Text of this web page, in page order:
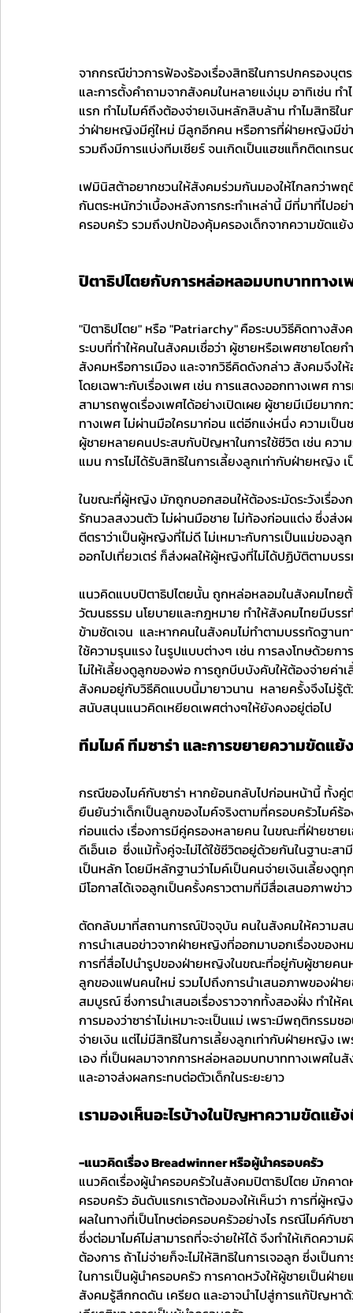
จากกรณีข่าวการฟ้องร้องเรื่องสิทธิในการปกครองบุต
และการตั้งคำถามจากสังคมในหลายแง่มุม อาทิเช่น ท
แรก ทำไมไมค์ถึงต้องจ่ายเงินหลักสิบล้าน ทำไมสิทธิ
ว่าฝ่ายหญิงมีคู่ใหม่ มีลูกอีกคน หรือการที่ฝ่ายหญิงมีข่า
รวมถึงมีการแบ่งทีมเชียร์ จนเกิดเป็นแฮชแท็กติดเทรน
เฟมินิสต้าอยากชวนให้สังคมร่วมกันมองให้ไกลกว่าพฤ
กันตระหนักว่าเบื้องหลังการกระทำเหล่านี้ มีที่มาที่ไปอ
ครอบครัว รวมถึงปกป้องคุ้มครองเด็กจากความขัดแย้
ปิตาธิปไตยกับการหล่อหลอมบทบาททางเ
"ปิตาธิปไตย" หรือ "Patriarchy"คือระบบวิธีคิดทางสั
ระบบที่ทำให้คนในสังคมเชื่อว่า ผู้ชายหรือเพศชายโด
สังคมหรือการเมือง และจากวิธีคิดดังกล่าว สังคมจึง
โดยเฉพาะกับเรื่องเพศ เช่น การแสดงออกทางเพศ
สามารถพูดเรื่องเพศได้อย่างเปิดเผย ผู้ชายมีเมียมา
ทางเพศ ไม่ผ่านมือใครมาก่อน แต่อีกแง่หนึ่ง ความเ
ผู้ชายหลายคนประสบกับปัญหาในการใช้ชีวิต เช่น ควา
แมน การไม่ได้รับสิทธิในการเลี้ยงลูกเท่ากับฝ่ายหญิง
ในขณะที่ผู้หญิง มักถูกบอกสอนให้ต้องระมัดระวังเรื่อง
รักนวลสงวนตัว ไม่ผ่านมือชาย ไม่ท้องก่อนแต่ง ซึ่งส่
ตีตราว่าเป็นผู้หญิงที่ไม่ดี ไม่เหมาะกับการเป็นแม่ของ
ออกไปเที่ยวเตร่ ก็ส่งผลให้ผู้หญิงที่ไม่ได้ปฏิบัติตามบ
แนวคิดแบบปิตาธิปไตยนั้น ถูกหล่อหลอมในสังคมไทย
วัฒนธรรม นโยบายและกฎหมาย ทำให้สังคมไทยมีบร
ข้ามชัดเจน  และหากคนในสังคมไม่ทำตามบรรทัดฐา
ใช้ความรุนแรง ในรูปแบบต่างๆ เช่น การลงโทษด้วย
ไม่ให้เลี้ยงดูลูกของพ่อ การถูกบีบบังคับให้ต้องจ่ายค่า
สังคมอยู่กับวิธีคิดแบบนี้มายาวนาน  หลายครั้งจึงไม่
สนับสนุนแนวคิดเหยียดเพศต่างๆให้ยังคงอยู่ต่อไป
ทีมไมค์ ทีมซาร่า และการขยายความขัดแ
กรณีของไมค์กับซาร่า หากย้อนกลับไปก่อนหน้านี้ ทั้งคู่ต
ยืนยันว่าเด็กเป็นลูกของไมค์จริงตามที่ครอบครัวไมค์
ก่อนแต่ง เรื่องการมีคู่ครองหลายคน ในขณะที่ฝ่ายชา
ดีเอ็นเอ  ซึ่งแม้ทั้งคู่จะไม่ได้ใช้ชีวิตอยู่ด้วยกันในฐานะส
เป็นหลัก โดยมีหลักฐานว่าไมค์เป็นคนจ่ายเงินเลี้ยงดู
มีโอกาสได้เจอลูกเป็นครั้งคราวตามที่มีสื่อเสนอภาพข่า
ตัดกลับมาที่สถานการณ์ปัจจุบัน คนในสังคมให้ความส
การนำเสนอข่าวจากฝ่ายหญิงที่ออกมาบอกเรื่องของห
การที่สื่อไปนำรูปของฝ่ายหญิงในขณะที่อยู่กับผู้ชายค
ลูกของแฟนคนใหม่ รวมไปถึงการนำเสนอภาพของฝ่า
สมบูรณ์ ซึ่งการนำเสนอเรื่องราวจากทั้งสองฝั่ง ทำใ
การมองว่าซาร่าไม่เหมาะจะเป็นแม่ เพราะมีพฤติกรร
จ่ายเงิน แต่ไม่มีสิทธิในการเลี้ยงลูกเท่ากับฝ่ายหญิง เ
เอง ที่เป็นผลมาจากการหล่อหลอมบทบาททางเพศใน
และอาจส่งผลกระทบต่อตัวเด็กในระยะยาว
เรามองเห็นอะไรบ้างในปัญหาความขัดแย้
-แนวคิดเรื่อง Breadwinner หรือผู้นำครอบครัว
แนวคิดเรื่องผู้นำครอบครัวในสังคมปิตาธิปไตย มักคา
ครอบครัว อันดับแรกเราต้องมองให้เห็นว่า การที่ผู้ห
ผลในทางที่เป็นโทษต่อครอบครัวอย่างไร กรณีไมค์กับซ
ซึ่งต่อมาไมค์ไม่สามารถที่จะจ่ายให้ได้ จึงทำให้เกิดคว
ต้องการ ถ้าไม่จ่ายก็จะไม่ให้สิทธิในการเจอลูก ซึ่งเป็น
ในการเป็นผู้นำครอบครัว การคาดหวังให้ผู้ชายเป็นฝ่า
สังคมรู้สึกกดดัน เครียด และอาจนำไปสู่การแก้ปัญห